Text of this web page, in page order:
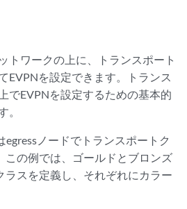
トワークの上に、トランスポート
EVPNを設定できます。トランス
でEVPNを設定するための基本的
。
egressノードでトランスポートク
この例では、ゴールドとブロンズ
ラスを定義し、それぞれにカラー